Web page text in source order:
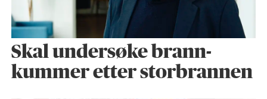
Skal undersøke brann­
kummer etter storbrannen